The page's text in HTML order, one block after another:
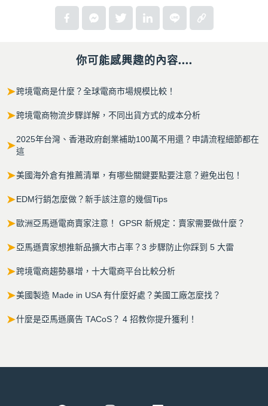
你可能感興趣的內容....
➤跨境電商是什麼？全球電商市場規模比較！
➤跨境電商物流步驟詳解，不同出貨方式的成本分析
➤2025年台灣、香港政府創業補助100萬不用還？申請流程細節都在
這
➤美國海外倉有推薦清單，有哪些關鍵要點要注意？避免出包！
➤EDM行銷怎麼做？新手該注意的幾個Tips
➤歐洲亞馬遜電商賣家注意！ GPSR 新規定：賣家需要做什麼？
➤亞馬遜賣家想推新品擴大市占率？3 步驟防止你踩到 5 大雷
➤跨境電商趨勢暴增，十大電商平台比較分析
➤美國製造 Made in USA 有什麼好處？美國工廠怎麼找？
➤什麼是亞馬遜廣告 TACoS？ 4 招教你提升獲利！